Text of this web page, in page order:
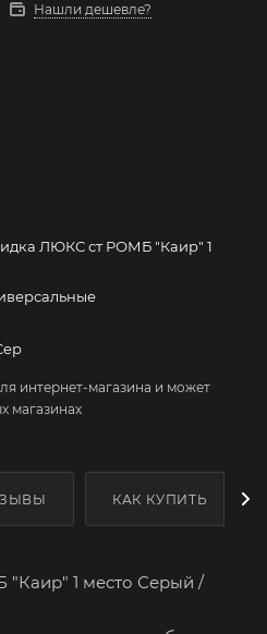
Нашли дешевле?
ЛЮКС ст РОМБ "Каир" 1
интернет-магазина и может
магазинах
КАК КУПИТЬ
1 место Серый /